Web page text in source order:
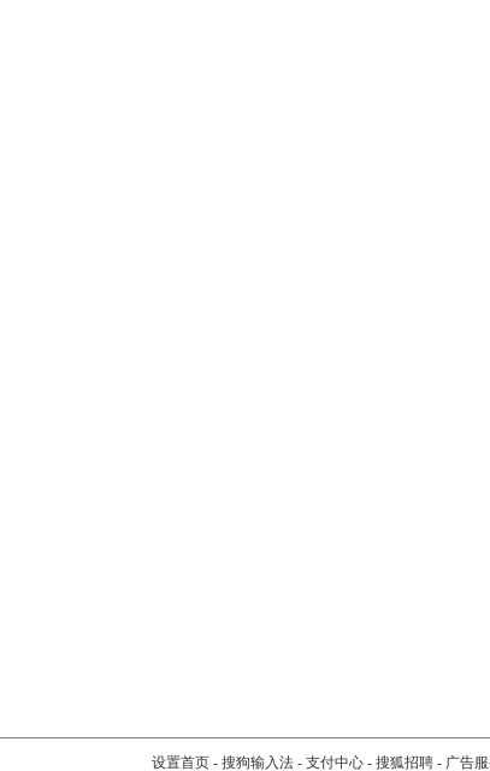
设置首页- 搜狗输入法- 支付中心- 搜狐招聘- 广告